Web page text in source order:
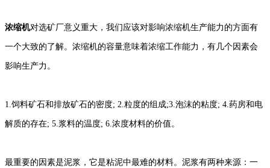
浓缩机对选矿厂意义重大，我们应该对影响浓缩机生产能力的方面有
一个大致的了解。浓缩机的容量意味着浓缩工作能力，有几个因素会
影响生产力。
1.饲料矿石和排放矿石的密度; 2.粒度的组成;3.泡沫的粘度; 4.药房和电
解质的存在; 5.浆料的温度; 6.浓度材料的价值。
最重要的因素是泥浆，它是粘泥中最难的材料。泥浆有两种来源：一